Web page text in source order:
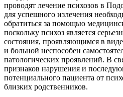
проводят лечение психозов в
для успешного излечения
обратиться за помощью
поскольку психоз является
состояния, проявляющимся в
и больной неспособен
патологических проявлений. В
признаков нарушения и
потенциального пациента от
близких родственников.